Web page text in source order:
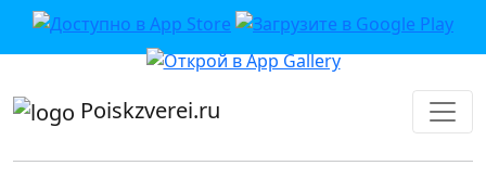
приложении или в VK">
Poiskzverei.ru